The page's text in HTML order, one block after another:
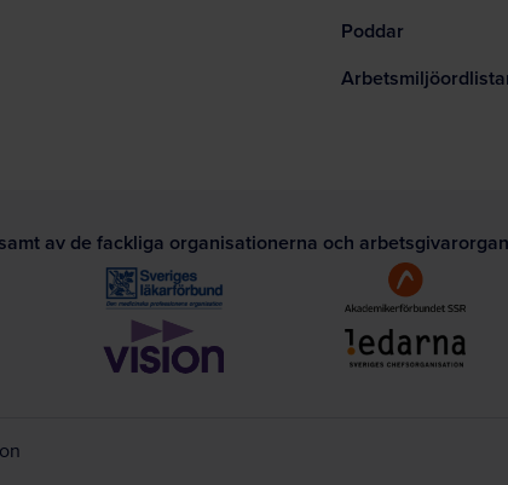
Poddar
av de fackliga organisationerna och